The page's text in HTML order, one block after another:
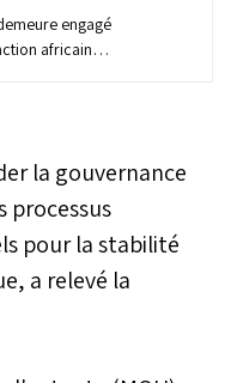
engagé
africaine
(UA)
s’est
plusieurs
à la paix et la
la sécurité
climatiques,
la gouvernance
processus
pour la stabilité
a relevé la